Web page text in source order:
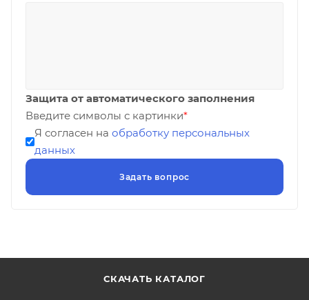
Защита от автоматического заполнения
Введите символы с картинки*
Я согласен на обработку персональных
данных
СКАЧАТЬ КАТАЛОГ